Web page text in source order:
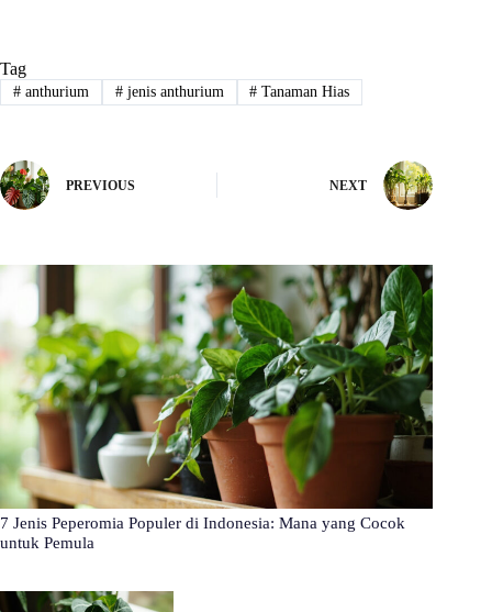
Tag
#anthurium #jenis anthurium # Tanaman Hias
PREVIOUS NEXT
7 Jenis Peperomia Populer di Indonesia: Mana yang Cocok
untuk Pemula